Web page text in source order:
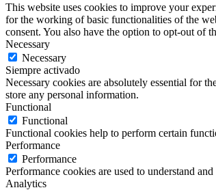
This website uses cookies to improve your
for the working of basic functionalities of the
consent. You also have the option to opt-out of
Necessary
Necessary
Siempre activado
Necessary cookies are absolutely essential for
store any personal information.
Functional
Functional
Functional cookies help to perform certain
Performance
Performance
Performance cookies are used to understand
Analytics